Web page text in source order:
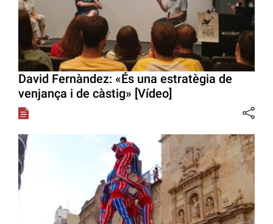
David Fernàndez: «És una estratègia de
venjança i de càstig» [Vídeo]